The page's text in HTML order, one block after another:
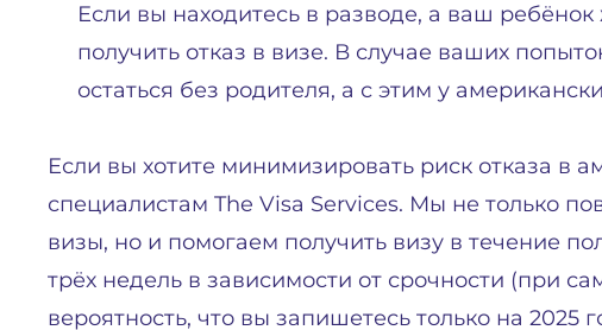
Если вы находитесь в разводе, а ваш
получить отказ в визе. В случае ваших
остаться без родителя, а с этим у
Если вы хотите минимизировать риск отказа в
специалистам The Visa Services. Мы не только
визы, но и помогаем получить визу в течение
трёх недель в зависимости от срочности (при
вероятность, что вы запишетесь только на 2025